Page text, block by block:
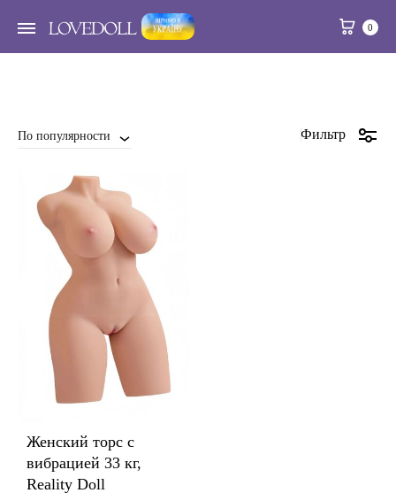
0
По популярности Фильтр
Женский торс с
вибрацией 33 кг,
Reality Doll